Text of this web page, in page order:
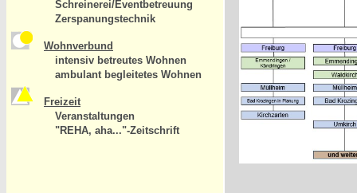
Schreinerei/Eventbetreuung
Zerspanungstechnik
Wohnverbund
intensiv betreutes Wohnen
ambulant begleitetes Wohnen
Freizeit
Veranstaltungen
"REHA, aha..."-Zeitschrift